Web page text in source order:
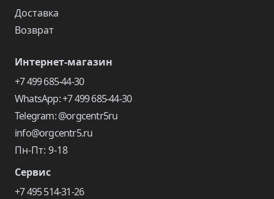
Доставка
Возврат
Интернет-магазин
+7 499 685-44-30
WhatsApp: +7 499 685-44-30
Telegram: @orgcentr5ru
info@orgcentr5.ru
Пн-Пт: 9-18
Сервис
+7 495 514-31-26